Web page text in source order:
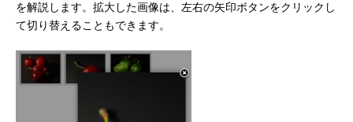
を解説します。拡大した画像は、左右の矢印ボタンをクリックし
て切り替えることもできます。